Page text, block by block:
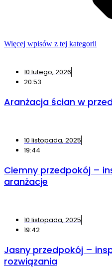
Więcej wpisów z tej kategorii
10 lutego, 2026
20:53
Aranżacja ścian w
10 listopada, 2025
19:44
Ciemny przedpokój –
aranżacje
10 listopada, 2025
19:42
Jasny przedpokój –
rozwiązania